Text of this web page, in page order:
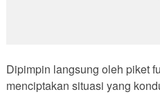
Dipimpin langsung oleh piket
menciptakan situasi yang